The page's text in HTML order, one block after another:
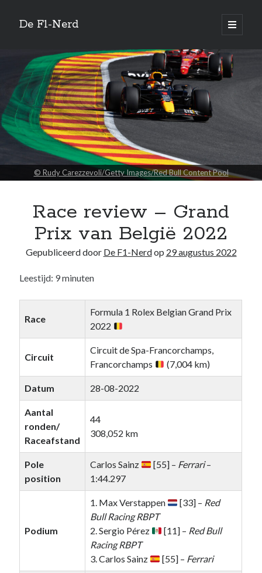
De F1-Nerd
open
primair
Zijbalk
Vertaal site
Quotes
Racing is the only time I feel whole.
—James Dean
Zoeken
Recente berichten
Het regeldilemma van de Formule 1
Waarom de legaliteit van de McLaren-achtervleugel niet zwart/wit is
Briefje aan Jos – Grand Prix van Bahrein 2024
De Formule 1 weigert Andretti enkel uit hebzucht, ondanks de
Recente reacties
De F1-Nerdop
Het regeldilemma van de Formule 1
De F1-NerdopHet regeldilemma van de Formule 1
Het regeldilemma van de Formule 1
© Rudy Carezzevoli/Getty Images/Red Bull Content Pool
Race review – Grand
Prix van België 2022
Gepubliceerd door De F1-Nerdop 29 augustus 2022
Leestijd: 9minuten
Race
Formula 1 Rolex Belgian Grand Prix
2022
Circuit
Circuit de Spa-Francorchamps,
Francorchamps
(7,004 km)
Datum 28-08-2022
Aantal
ronden/
Raceafstand
44
308,052 km
Pole
position
Carlos Sainz [55] – Ferrari–
1:44.297
Podium
1. Max Verstappen [33] – Red
Bull Racing RBPT
2. Sergio Pérez
[11] – Red Bull
Racing RBPT
3. Carlos Sainz
[55] – Ferrari